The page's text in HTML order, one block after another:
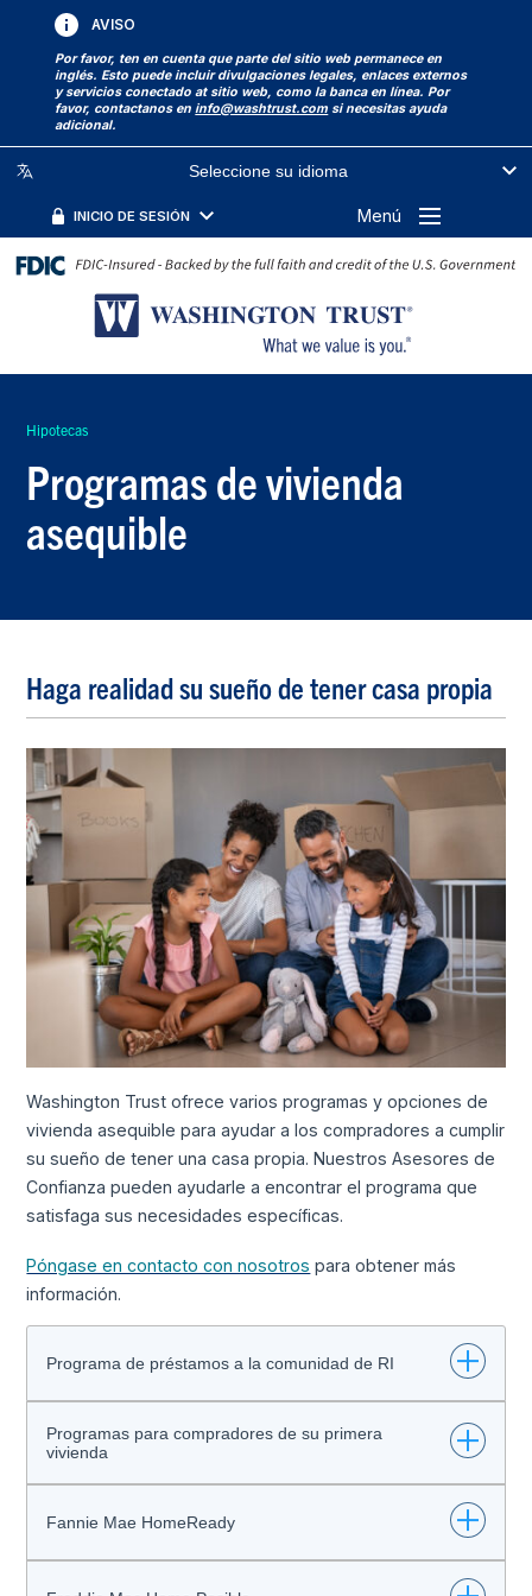
AVISO
Por favor, ten en cuenta que parte del sitio web permanece en
inglés. Esto puede incluir divulgaciones legales, enlaces externos
y servicios conectado at sitio web, como la banca en línea. Por
favor, contactanos eninfo@washtrust.com si necesitas ayuda
adicional.
Seleccione su idioma
INICIO DE SESIÓN Menú
Hipotecas
Programas de vivienda
asequible
Haga realidad su sueño de tener casa propia
Washington Trust ofrece varios programas y opciones de
vivienda asequible para ayudar a los compradores a cumplir
su sueño de tener una casa propia. Nuestros Asesores de
Confianza pueden ayudarle a encontrar el programa que
satisfaga sus necesidades específicas.
Póngase en contacto con nosotros para obtener más
información.
Programa de préstamos a la comunidad de RI
El Programa de Préstamos Comunitarios de RI de
Washington Trust ofrece varias opciones para ayudarle a
Programas para compradores de su primera
vivienda
Tenemos una variedad de programas de préstamos
primera vez a pagar la casa de sus sueños, y Washington
Fannie Mae HomeReady